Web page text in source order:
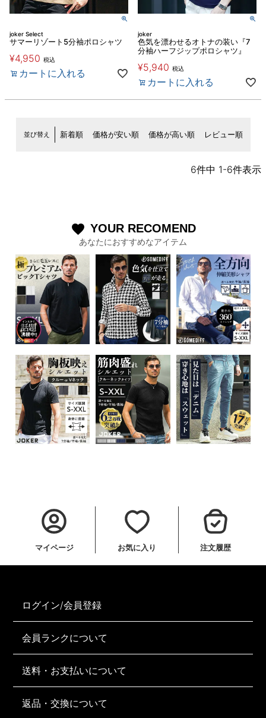
joker Select
サマーリゾート5分袖ポロシャツ
¥4,950 税込
カートに入れる
joker
色気を漂わせるオトナの装い『7
分袖ハーフジップポロシャツ』
¥5,940 税込
カートに入れる
並び替え 新着順 価格が安い順 価格が高い順 レビュー順
6件中 1-6件表示
favorite YOUR RECOMEND
あなたにおすすめなアイテム
マイページ お気に入り 注文履歴
ログイン/会員登録
会員ランクについて
送料・お支払いについて
返品・交換について